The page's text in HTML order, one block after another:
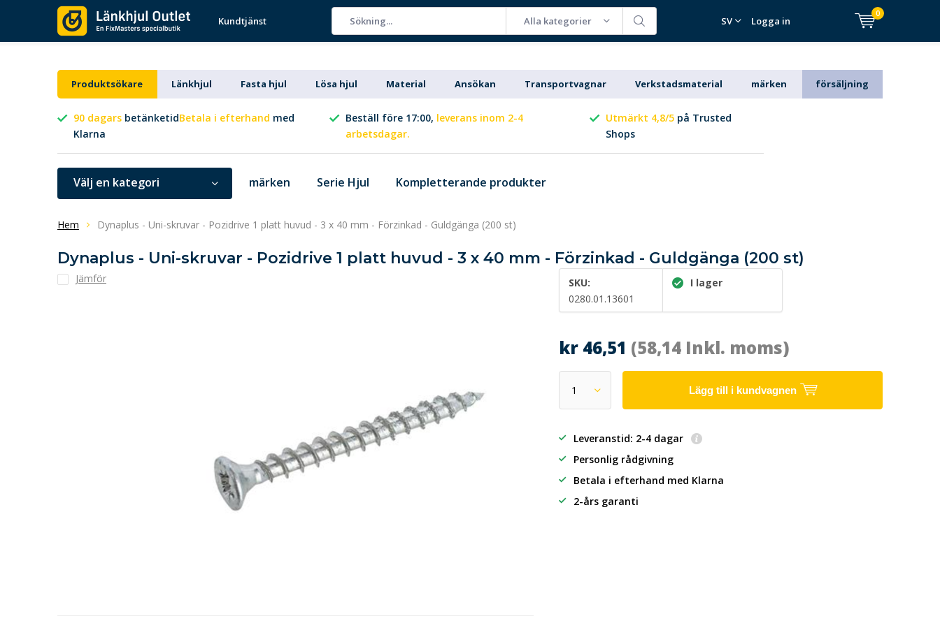
Kundtjänst Alla kategorier SV Logga in
0
Produktsökare Länkhjul Fasta hjul Lösa hjul Material Ansökan Transportvagnar Verkstadsmaterial märken försäljning
90 dagars betänketidBetala i efterhand med
Klarna
Beställ före 17:00, leverans inom 2-4
arbetsdagar.
Utmärkt 4,8/5 på Trusted
Shops
Välj en kategori märken Serie Hjul Kompletterande produkter
Hem Dynaplus - Uni-skruvar - Pozidrive 1 platt huvud - 3 x 40 mm - Förzinkad - Guldgänga (200 st)
Dynaplus - Uni-skruvar - Pozidrive 1 platt huvud - 3 x 40 mm - Förzinkad - Guldgänga (200 st)
Jämför
SKU:
0280.01.13601
I lager
kr 46,51 (58,14 Inkl. moms)
Lägg till i kundvagnen
Leveranstid: 2-4 dagar
Personlig rådgivning
Betala i efterhand med Klarna
2-års garanti